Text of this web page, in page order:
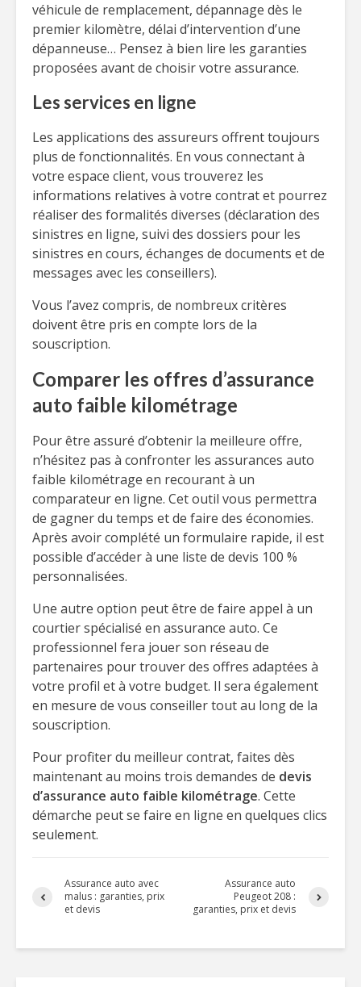
véhicule de remplacement, dépannage dès le
premier kilomètre, délai d’intervention d’une
dépanneuse… Pensez à bien lire les garanties
proposées avant de choisir votre assurance.
Les services en ligne
Les applications des assureurs offrent toujours
plus de fonctionnalités. En vous connectant à
votre espace client, vous trouverez les
informations relatives à votre contrat et pourrez
réaliser des formalités diverses (déclaration des
sinistres en ligne, suivi des dossiers pour les
sinistres en cours, échanges de documents et de
messages avec les conseillers).
Vous l’avez compris, de nombreux critères
doivent être pris en compte lors de la
souscription.
Comparer les offres d’assurance
auto faible kilométrage
Pour être assuré d’obtenir la meilleure offre,
n’hésitez pas à confronter les assurances auto
faible kilométrage en recourant à un
comparateur en ligne. Cet outil vous permettra
de gagner du temps et de faire des économies.
Après avoir complété un formulaire rapide, il est
possible d’accéder à une liste de devis 100 %
personnalisées.
Une autre option peut être de faire appel à un
courtier spécialisé en assurance auto. Ce
professionnel fera jouer son réseau de
partenaires pour trouver des offres adaptées à
votre profil et à votre budget. Il sera également
en mesure de vous conseiller tout au long de la
souscription.
Pour profiter du meilleur contrat, faites dès
maintenant au moins trois demandes de devis
d’assurance auto faible kilométrage. Cette
démarche peut se faire en ligne en quelques clics
seulement.
Assurance auto avec
malus : garanties, prix
et devis
Assurance auto
Peugeot 208 :
garanties, prix et devis